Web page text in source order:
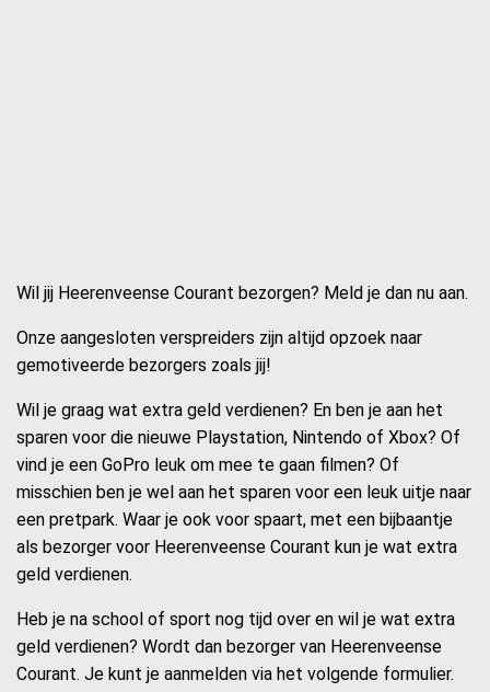
Wil jij Heerenveense Courant bezorgen? Meld je dan nu aan.
Onze aangesloten verspreiders zijn altijd opzoek naar
gemotiveerde bezorgers zoals jij!
Wil je graag wat extra geld verdienen? En ben je aan het
sparen voor die nieuwe Playstation, Nintendo of Xbox? Of
vind je een GoPro leuk om mee te gaan filmen? Of
misschien ben je wel aan het sparen voor een leuk uitje naar
een pretpark. Waar je ook voor spaart, met een bijbaantje
als bezorger voor Heerenveense Courant kun je wat extra
geld verdienen.
Heb je na school of sport nog tijd over en wil je wat extra
geld verdienen? Wordt dan bezorger van Heerenveense
Courant. Je kunt je aanmelden via het volgende formulier.